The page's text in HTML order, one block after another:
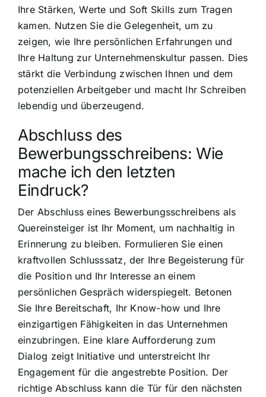
Ihre Stärken, Werte und Soft Skills zum Tragen
kamen. Nutzen Sie die Gelegenheit, um zu
zeigen, wie Ihre persönlichen Erfahrungen und
Ihre Haltung zur Unternehmenskultur passen. Dies
stärkt die Verbindung zwischen Ihnen und dem
potenziellen Arbeitgeber und macht Ihr Schreiben
lebendig und überzeugend.
Abschluss des
Bewerbungsschreibens: Wie
mache ich den letzten
Eindruck?
Der Abschluss eines Bewerbungsschreibens als
Quereinsteiger ist Ihr Moment, um nachhaltig in
Erinnerung zu bleiben. Formulieren Sie einen
kraftvollen Schlusssatz, der Ihre Begeisterung für
die Position und Ihr Interesse an einem
persönlichen Gespräch widerspiegelt. Betonen
Sie Ihre Bereitschaft, Ihr Know-how und Ihre
einzigartigen Fähigkeiten in das Unternehmen
einzubringen. Eine klare Aufforderung zum
Dialog zeigt Initiative und unterstreicht Ihr
Engagement für die angestrebte Position. Der
richtige Abschluss kann die Tür für den nächsten